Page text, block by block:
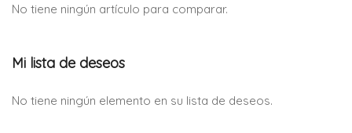
No tiene ningún artículo para comparar.
Mi lista de deseos
No tiene ningún elemento en su lista de deseos.